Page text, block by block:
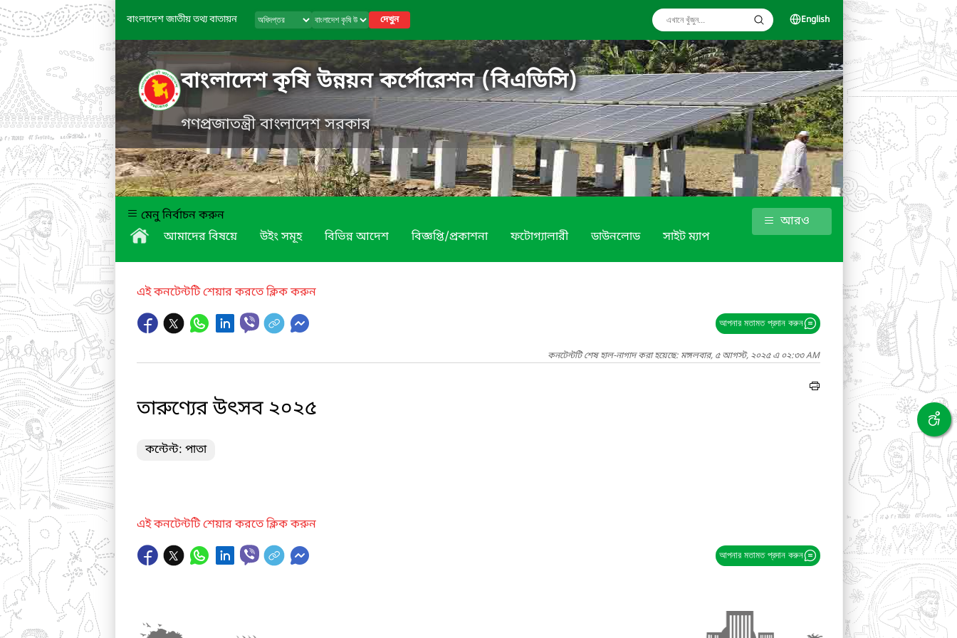
বাংলাদেশ জাতীয় তথ্য বাতায়ন দেখুন English
বাংলাদেশ কৃষি উন্নয়ন কর্পোরেশন (বিএডিসি)
গণপ্রজাতন্ত্রী বাংলাদেশ সরকার
মেনু নির্বাচন করুন
আমাদের বিষয়ে
উইং সমূহ বিভিন্ন আদেশ বিজ্ঞপ্তি/প্রকাশনা ফটোগ্যালারী ডাউনলোড সাইট ম্যাপ
আরও
এই কনটেন্টটি শেয়ার করতে ক্লিক করুন
আপনার মতামত প্রদান করুন
কনটেন্টটি শেষ হাল-নাগাদ করা হয়েছে: মঙ্গলবার, ৫ আগস্ট, ২০২৫ এ ০২:৩৩ AM
তারুণ্যের উৎসব ২০২৫
কন্টেন্ট: পাতা
এই কনটেন্টটি শেয়ার করতে ক্লিক করুন
আপনার মতামত প্রদান করুন